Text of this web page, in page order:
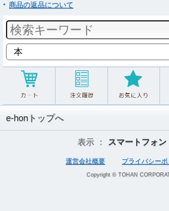
商品の返品について
e-honトップへ
表示 ： スマートフォン
運営会社概要 プライバシーポ
Copyright © TOHAN